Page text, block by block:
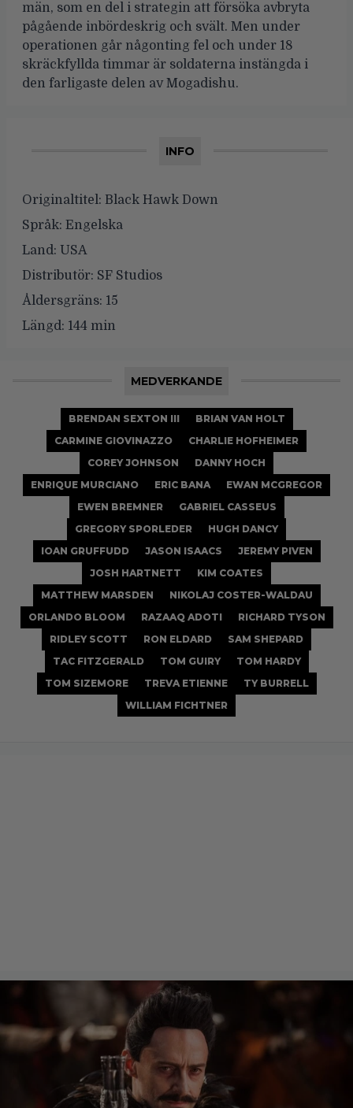
män, som en del i strategin att försöka avbryta
pågående inbördeskrig och svält. Men under
operationen går någonting fel och under 18
skräckfyllda timmar är soldaterna instängda i
den farligaste delen av Mogadishu.
INFO
Originaltitel: Black Hawk Down
Språk: Engelska
Land: USA
Distributör: SF Studios
Åldersgräns: 15
Längd: 144 min
MEDVERKANDE
BRENDAN SEXTON III
BRIAN VAN HOLT
CARMINE GIOVINAZZO
CHARLIE HOFHEIMER
COREY JOHNSON
DANNY HOCH
ENRIQUE MURCIANO
ERIC BANA
EWAN MCGREGOR
EWEN BREMNER
GABRIEL CASSEUS
GREGORY SPORLEDER
HUGH DANCY
IOAN GRUFFUDD
JASON ISAACS
JEREMY PIVEN
JOSH HARTNETT
KIM COATES
MATTHEW MARSDEN
NIKOLAJ COSTER-WALDAU
ORLANDO BLOOM
RAZAAQ ADOTI
RICHARD TYSON
RIDLEY SCOTT
RON ELDARD
SAM SHEPARD
TAC FITZGERALD
TOM GUIRY
TOM HARDY
TOM SIZEMORE
TREVA ETIENNE
TY BURRELL
WILLIAM FICHTNER